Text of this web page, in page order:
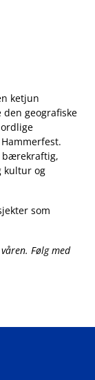
ketjun
geografiske
bærekraftig,
kultur og
som
Følg med